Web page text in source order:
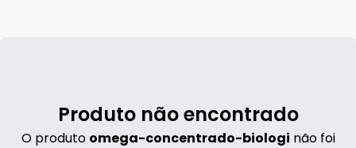
Produto não encontrado
O produto omega-concentrado-biologi não foi